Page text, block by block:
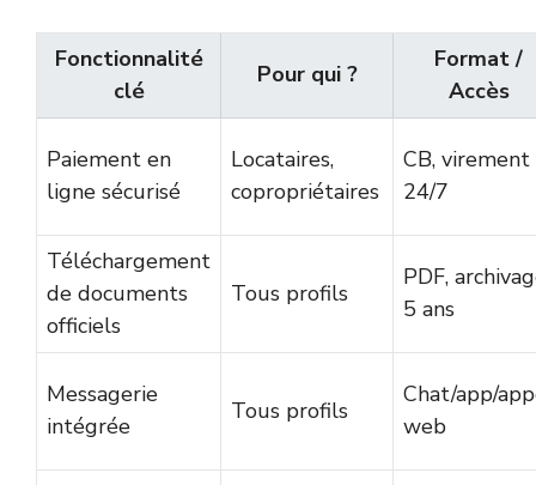
Fonctionnalité
clé
Pour qui ?
Format /
Accès
Paiement en
ligne sécurisé
Locataires,
copropriétaires
CB, virement
24/7
Téléchargement
de documents
officiels
Tous profils
PDF,
5 ans
Messagerie
intégrée
Tous profils
Chat/app/
web